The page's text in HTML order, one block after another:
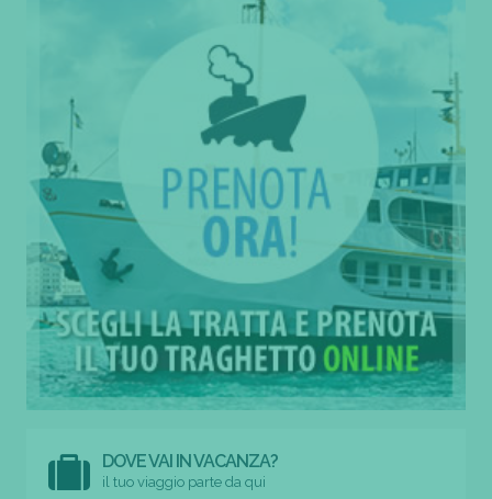
DOVE VAI IN VACANZA?
il tuo viaggio parte da qui